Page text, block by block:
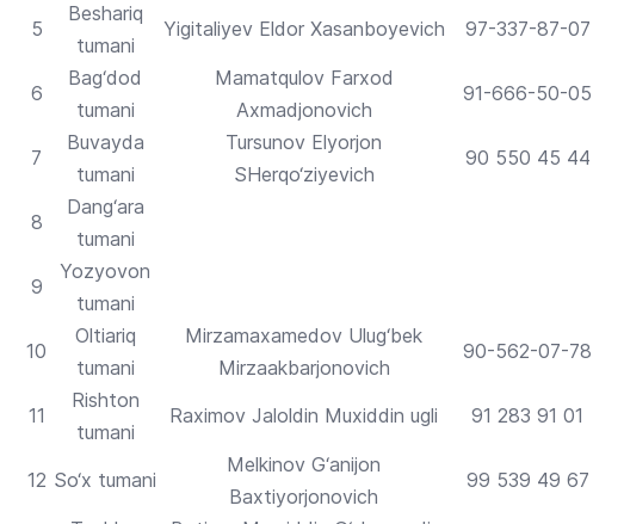
5
Beshariq
tumani
Yigitaliyev Eldor Xasanboyevich 97-337-87-07
6
Bag‘dod
tumani
Mamatqulov Farxod
Axmadjonovich
91-666-50-05
7
Buvayda
tumani
Tursunov Elyorjon
SHerqo‘ziyevich
90 550 45 44
8
Dang‘ara
tumani
9
Yozyovon
tumani
10
Oltiariq
tumani
Mirzamaxamedov Ulug‘bek
Mirzaakbarjonovich
90-562-07-78
11
Rishton
tumani
Raximov Jaloldin Muxiddin ugli 91 283 91 01
12 So‘x tumani
Melkinov G‘anijon
Baxtiyorjonovich
99 539 49 67